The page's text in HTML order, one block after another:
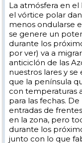
La atmósfera en
el vórtice polar
menos ondularse
se genere un
durante los
por ver) va a
anticiclón de las
nuestros lares y
que la península
con temperaturas
para las fechas.
entradas de
en la zona, pero
durante los
junto con lo que